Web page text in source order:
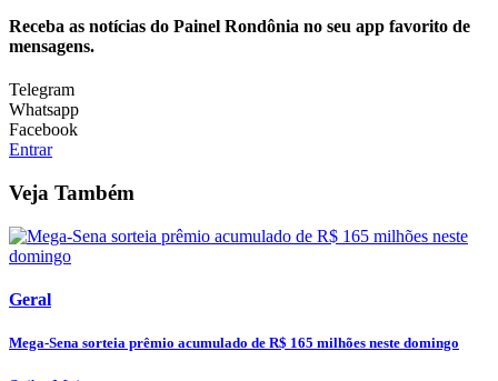
Receba as notícias do Painel Rondônia no seu app favorito de
mensagens.
Telegram
Whatsapp
Facebook
Entrar
Veja Também
Geral
Mega-Sena sorteia prêmio acumulado de R$ 165 milhões neste domingo